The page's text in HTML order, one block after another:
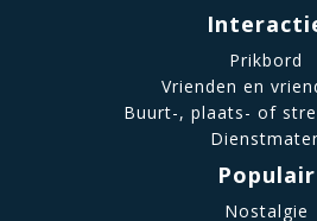
Prikbord
Vrienden en
Buurt-, plaats- of
Populair
Nostalgie